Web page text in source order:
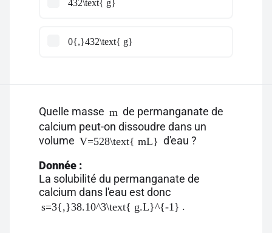
432\text{ g}
0{,}432\text{ g}
Quelle masse m de permanganate de
calcium peut-on dissoudre dans un
volume V=528\text{ mL} d'eau ?
Donnée :
La solubilité du permanganate de
calcium dans l'eau est donc
s=3{,}38.10^3\text{ g.L}^{-1} .